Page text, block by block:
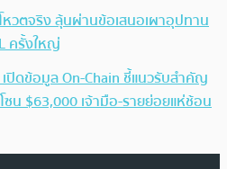
หวตจริง ลุ้นผ่านข้อเสนอเผาอุปทาน
ครั้งใหญ่
เปิดข้อมูล On-Chain ชี้แนวรับสำคัญ
น $63,000 เจ้ามือ-รายย่อยแห่ช้อน